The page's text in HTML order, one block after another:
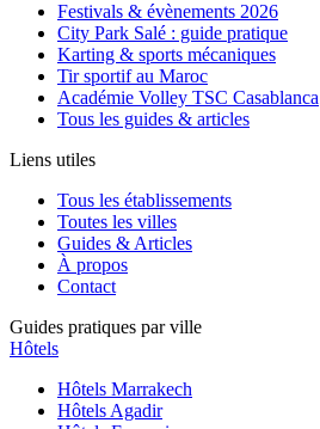
Festivals & évènements 2026
City Park Salé : guide pratique
Karting & sports mécaniques
Tir sportif au Maroc
Académie Volley TSC Casablanca
Tous les guides & articles
Liens utiles
Tous les établissements
Toutes les villes
Guides & Articles
À propos
Contact
Guides pratiques par ville
Hôtels
Hôtels Marrakech
HôtelsAgadir